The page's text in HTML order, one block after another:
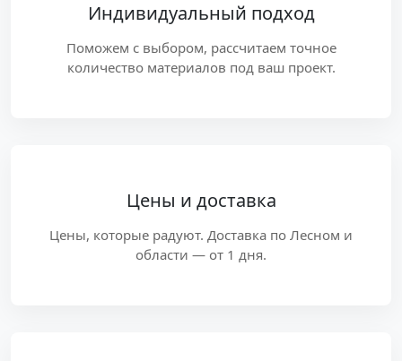
Индивидуальный подход
Поможем с выбором, рассчитаем точное
количество материалов под ваш проект.
Цены и доставка
Цены, которые радуют. Доставка по Лесном и
области — от 1 дня.